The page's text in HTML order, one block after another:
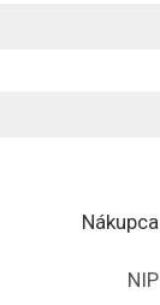
Nákupca
NIP